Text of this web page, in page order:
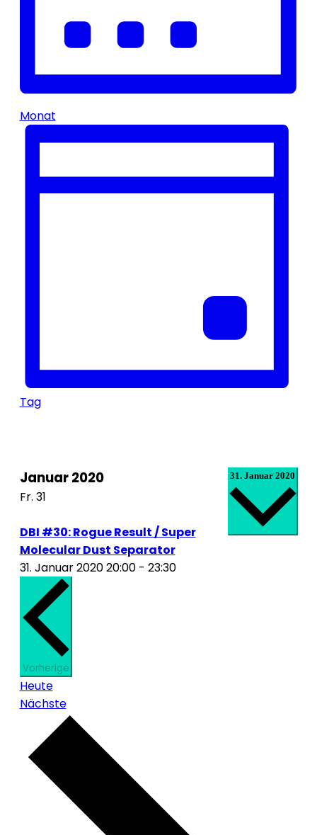
Monat
Tag
31. Januar 2020
Datum
wählen.
Januar 2020
Fr. 31
DBI #30: Rogue Result / Super
Molecular Dust Separator
31. Januar 2020 20:00- 23:30
VorherigeVeranstaltungen
Heute
NächsteVeranstaltungen